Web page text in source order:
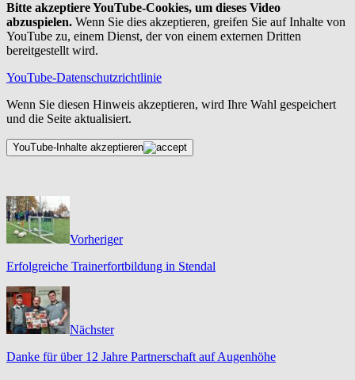
Bitte akzeptiere YouTube-Cookies, um dieses Video
abzuspielen. Wenn Sie dies akzeptieren, greifen Sie auf Inhalte von
YouTube zu, einem Dienst, der von einem externen Dritten
bereitgestellt wird.
YouTube-Datenschutzrichtlinie
Wenn Sie diesen Hinweis akzeptieren, wird Ihre Wahl gespeichert
und die Seite aktualisiert.
YouTube-Inhalte akzeptieren
Vorheriger
Erfolgreiche Trainerfortbildung in Stendal
Nächster
Danke für über 12 Jahre Partnerschaft auf Augenhöhe